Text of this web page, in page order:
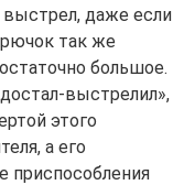
даже если
так же
большое.
выстрелил»,
этого
а его
приспособления